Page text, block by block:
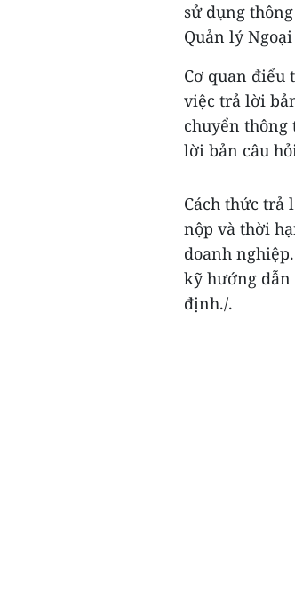
sử dụng
Quản lý
Cơ quan điểu
việc trả lời
chuyển thông
lời bản câu
Cách thức trả
nộp và thời
doanh
kỹ hướng
định./.